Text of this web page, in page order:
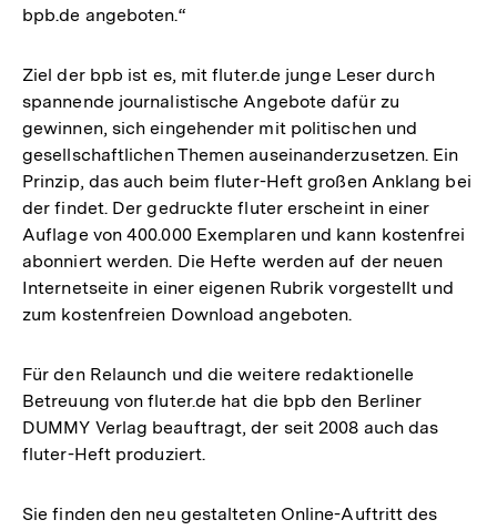
bpb.de angeboten.“
Ziel der bpb ist es, mit fluter.de junge Leser durch
spannende journalistische Angebote dafür zu
gewinnen, sich eingehender mit politischen und
gesellschaftlichen Themen auseinanderzusetzen. Ein
Prinzip, das auch beim fluter-Heft großen Anklang bei
der findet. Der gedruckte fluter erscheint in einer
Auflage von 400.000 Exemplaren und kann kostenfrei
abonniert werden. Die Hefte werden auf der neuen
Internetseite in einer eigenen Rubrik vorgestellt und
zum kostenfreien Download angeboten.
Für den Relaunch und die weitere redaktionelle
Betreuung von fluter.de hat die bpb den Berliner
DUMMY Verlag beauftragt, der seit 2008 auch das
fluter-Heft produziert.
Sie finden den neu gestalteten Online-Auftritt des